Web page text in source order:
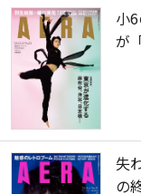
小
が
失
の